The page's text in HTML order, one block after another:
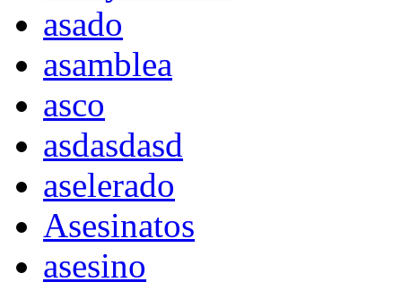
asado
asamblea
asco
asdasdasd
aselerado
Asesinatos
asesino